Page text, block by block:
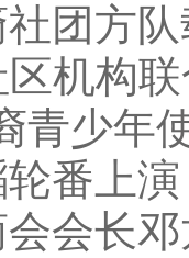
团方
机构
青少年
番上
长邓